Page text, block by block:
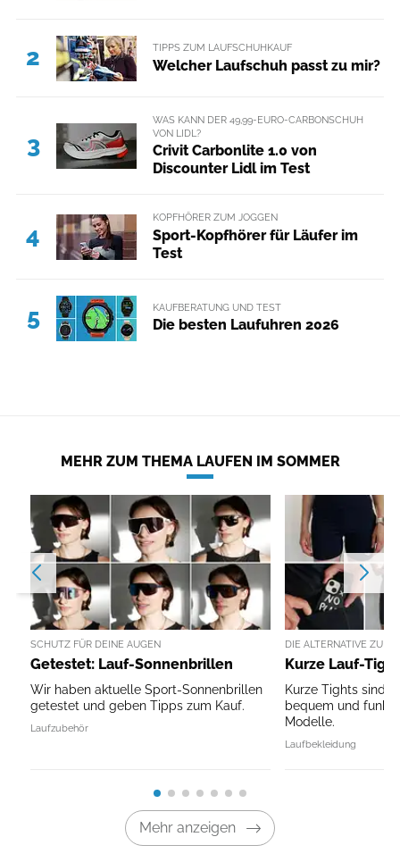
2 TIPPS ZUM LAUFSCHUHKAUF
Welcher Laufschuh passt zu mir?
3
WAS KANN DER 49,99-EURO-CARBONSCHUH
VON LIDL?
Crivit Carbonlite 1.0 von
Discounter Lidl im Test
4
KOPFHÖRER ZUM JOGGEN
Sport-Kopfhörer für Läufer im
Test
5 KAUFBERATUNG UND TEST
Die besten Laufuhren 2026
MEHR ZUM THEMA LAUFEN IM SOMMER
SCHUTZ FÜR DEINE AUGEN
Getestet: Lauf-Sonnenbrillen
Wir haben aktuelle Sport-Sonnenbrillen
getestet und geben Tipps zum Kauf.
Laufzubehör
DIE ALTERNATIVE ZU
Kurze Lauf-
Kurze Tights sind
bequem und
Modelle.
Laufbekleidung
Mehr anzeigen